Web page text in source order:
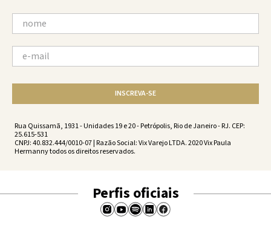
INSCREVA-SE
Rua Quissamã, 1931 - Unidades 19 e 20 - Petrópolis, Rio de Janeiro - RJ. CEP:
25.615-531
CNPJ: 40.832.444/0010-07 | Razão Social: Vix Varejo LTDA. 2020 Vix Paula
Hermanny todos os direitos reservados.
Perfis oficiais